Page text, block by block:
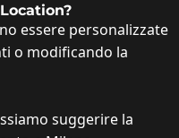
essere personalizzate
o modificando la
suggerire la